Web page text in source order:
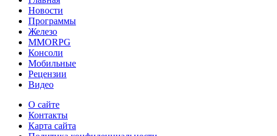
Новости
Программы
Железо
MMORPG
Консоли
Мобильные
Рецензии
Видео
О сайте
Контакты
Карта сайта